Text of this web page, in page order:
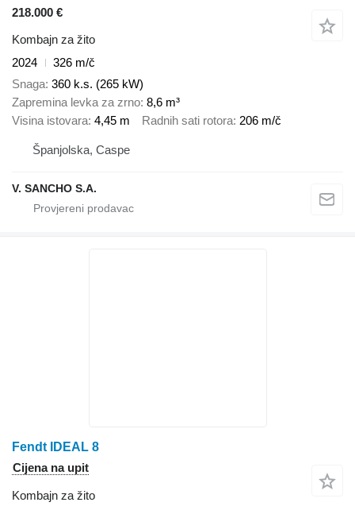
218.000 €
Kombajn za žito
2024
326 m/č
Snaga 360 k.s. (265 kW)
Zapremina levka za zrno 8,6 m³
Visina istovara 4,45 m Radnih sati rotora 206 m/č
Španjolska, Caspe
V. SANCHO S.A.
Fendt IDEAL 8
Cijena na upit
Kombajn za žito